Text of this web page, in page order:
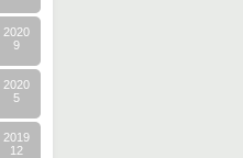
2020
9
2020
5
2019
12